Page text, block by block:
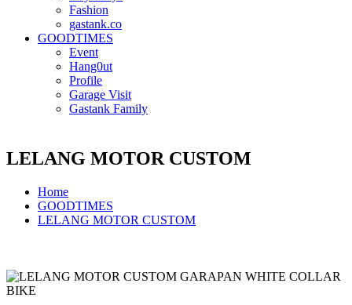
Fashion
gastank.co
GOODTIMES
Event
Hang0ut
Profile
Garage Visit
Gastank Family
LELANG MOTOR CUSTOM
Home
GOODTIMES
LELANG MOTOR CUSTOM